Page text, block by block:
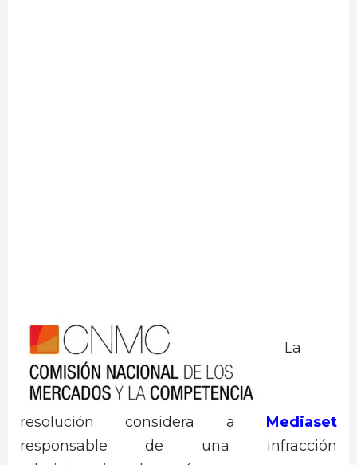
La
resolución considera a Mediaset
responsable de una infracción